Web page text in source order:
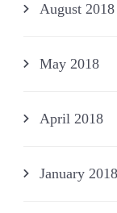
August 2018
May 2018
April 2018
January 2018